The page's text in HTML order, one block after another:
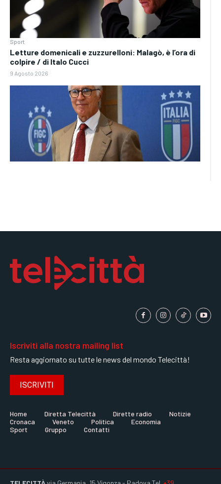
Sport
Letture domenicali e zuzzurelloni: Malagò, è l’ora di
colpire / di Italo Cucci
9 Agosto 2026
Iscriviti alla nostra mailing list
Resta aggiornato su tutte le news del mondo Telecittà!
ISCRIVITI
Home Diretta Telecittà Dirette radio
Notizie
Cronaca
Veneto Politica
Economia
Sport
Gruppo Contatti